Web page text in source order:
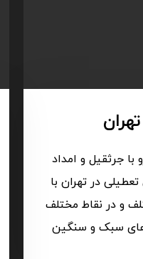
جرثقیل و امداد
در تهران با
و در نقاط مختلف
سبک و سنگین